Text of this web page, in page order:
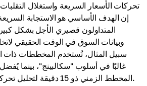
تحركات الأسعار السريعة واستغلال
إن الهدف الأساسي هو الاستجابة
المتداولون قصيري الأجل بشكل
وبيانات السوق في الوقت الحقيقي
سبيل المثال، تُستخدم المخططات ذات
غالبًا في أسلوب "سكالبينج"، بينما
المخطط الزمني ذو 15 دقيقة لتحليل تحركات الأسعار داخل اليوم.